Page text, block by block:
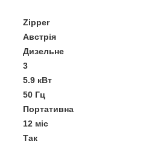
Zipper
Австрія
Дизельне
3
5.9 кВт
50 Гц
Портативна
12 міс
Так